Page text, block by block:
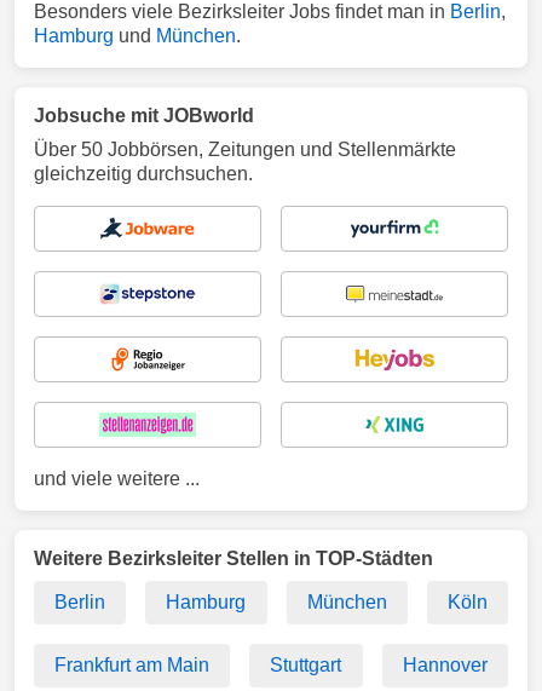
Besonders viele Bezirksleiter Jobs findet man in Berlin,
Hamburg und München.
Jobsuche mit JOBworld
Über 50 Jobbörsen, Zeitungen und Stellenmärkte
gleichzeitig durchsuchen.
und viele weitere ...
Weitere Bezirksleiter Stellen in TOP-Städten
Berlin Hamburg München Köln
Frankfurt am Main Stuttgart Hannover